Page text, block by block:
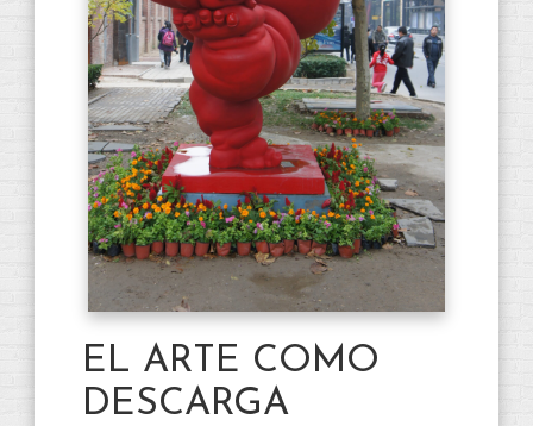
EL ARTE COMO
DESCARGA